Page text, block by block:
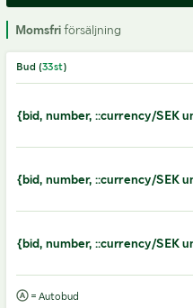
Momsfriförsäljning
Bud (33st)
{bid, number, ::currency/
{bid, number, ::currency/
{bid, number, ::currency/
= Autobud